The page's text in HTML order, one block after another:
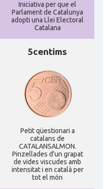
Iniciativa per que el
Parlament de Catalunya
adopti una Llei Electoral
Catalana
5centims
Petit qüestionari a
catalans de
CATALANSALMON.
Pinzellades d'un grapat
de vides viscudes amb
intensitat i en català per
tot el món